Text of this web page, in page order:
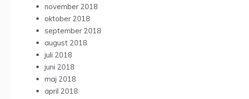
november 2018
oktober 2018
september 2018
august 2018
juli 2018
juni 2018
maj 2018
april 2018